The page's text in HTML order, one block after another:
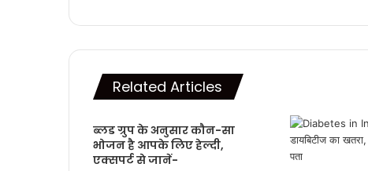
Related Articles
ब्लड ग्रुप के अनुसार कौन-सा
भोजन है आपके लिए हेल्दी,
एक्सपर्ट से जानें-